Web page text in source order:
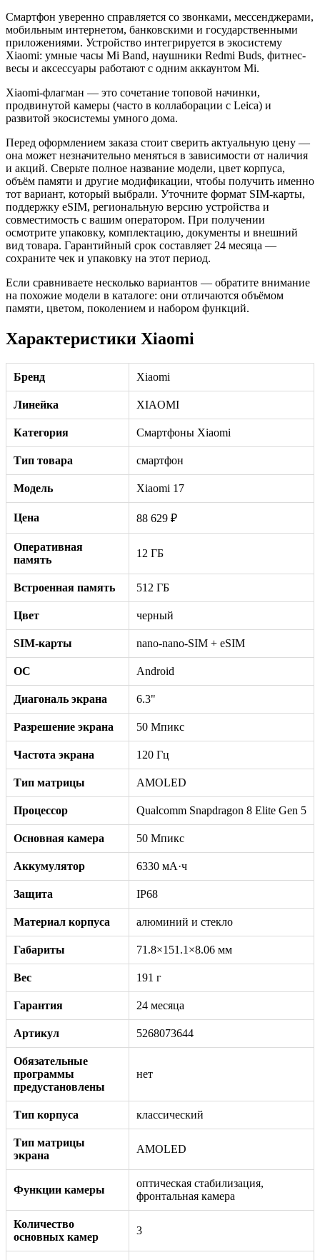
Смартфон уверенно справляется со звонками, мессенджерами,
мобильным интернетом, банковскими и государственными
приложениями. Устройство интегрируется в экосистему
Xiaomi: умные часы Mi Band, наушники Redmi Buds, фитнес-
весы и аксессуары работают с одним аккаунтом Mi.
Xiaomi-флагман — это сочетание топовой начинки,
продвинутой камеры (часто в коллаборации с Leica) и
развитой экосистемы умного дома.
Перед оформлением заказа стоит сверить актуальную цену —
она может незначительно меняться в зависимости от наличия
и акций. Сверьте полное название модели, цвет корпуса,
объём памяти и другие модификации, чтобы получить именно
тот вариант, который выбрали. Уточните формат SIM-карты,
поддержку eSIM, региональную версию устройства и
совместимость с вашим оператором. При получении
осмотрите упаковку, комплектацию, документы и внешний
вид товара. Гарантийный срок составляет 24 месяца —
сохраните чек и упаковку на этот период.
Если сравниваете несколько вариантов — обратите внимание
на похожие модели в каталоге: они отличаются объёмом
памяти, цветом, поколением и набором функций.
Характеристики Xiaomi
Бренд Xiaomi
Линейка XIAOMI
Категория Смартфоны Xiaomi
Тип товара смартфон
Модель Xiaomi 17
Цена 88 629 ₽
Оперативная
память
12 ГБ
Встроенная память 512 ГБ
Цвет черный
SIM-карты nano-nano-SIM + eSIM
ОС Android
Диагональ экрана 6.3"
Разрешение экрана 50 Мпикс
Частота экрана 120 Гц
Тип матрицы AMOLED
Процессор Qualcomm Snapdragon 8 Elite Gen 5
Основная камера 50 Мпикс
Аккумулятор 6330 мА·ч
Защита IP68
Материал корпуса алюминий и стекло
Габариты 71.8×151.1×8.06 мм
Вес 191 г
Гарантия 24 месяца
Артикул 5268073644
Обязательные
программы
предустановлены
нет
Тип корпуса классический
Тип матрицы
экрана
AMOLED
Функции камеры
оптическая стабилизация,
фронтальная камера
Количество
основных камер
3